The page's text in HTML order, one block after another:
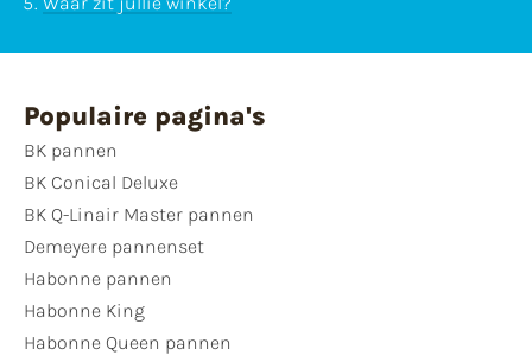
Populaire pagina's
BK pannen
BK Conical Deluxe
BK Q-Linair Master pannen
Demeyere pannenset
Habonne pannen
Habonne King
Habonne Queen pannen